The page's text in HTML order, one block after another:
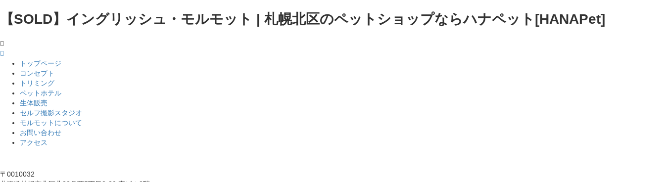
【SOLD】イングリッシュ・モルモット | 札幌北区のペットショップならハナペット[HANAPet]
トップページ
コンセプト
トリミング
ペットホテル
生体販売
セルフ撮影スタジオ
モルモットについて
お問い合わせ
アクセス
〒0010032